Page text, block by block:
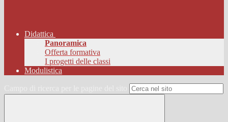
Didattica
Panoramica
Offerta formativa
I progetti delle classi
Modulistica